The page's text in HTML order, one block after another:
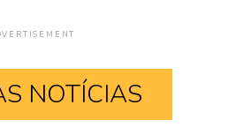
NOTÍCIAS